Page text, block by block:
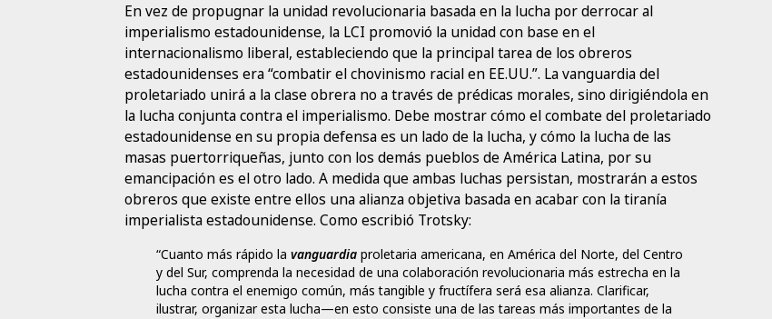
En vez de propugnar la unidad revolucionaria basada en la lucha por derrocar al
imperialismo estadounidense, la LCI promovió la unidad con base en el
internacionalismo liberal, estableciendo que la principal tarea de los obreros
estadounidenses era “combatir el chovinismo racial en EE.UU.”. La vanguardia del
proletariado unirá a la clase obrera no a través de prédicas morales, sino dirigiéndola en
la lucha conjunta contra el imperialismo. Debe mostrar cómo el combate del proletariado
estadounidense en su propia defensa es un lado de la lucha, y cómo la lucha de las
masas puertorriqueñas, junto con los demás pueblos de América Latina, por su
emancipación es el otro lado. A medida que ambas luchas persistan, mostrarán a estos
obreros que existe entre ellos una alianza objetiva basada en acabar con la tiranía
imperialista estadounidense. Como escribió Trotsky:
“Cuanto más rápido lavanguardia proletaria americana, en América del Norte, del Centro
y del Sur, comprenda la necesidad de una colaboración revolucionaria más estrecha en la
lucha contra el enemigo común, más tangible y fructífera será esa alianza. Clarificar,
ilustrar, organizar esta lucha—en esto consiste una de las tareas más importantes de la